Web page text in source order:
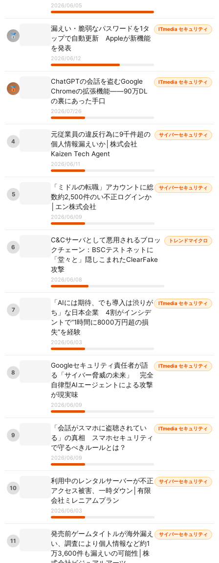
2026/06/05
漏えい・脆弱なパスワードを1タ
ップで自動更新 Appleが新機能
を発表
2026/06/12
ITmedia セキュリティ
ChatGPTの会話を盗むGoogle
Chromeの拡張機能――90万DL
の裏にあった手口
2026/07/26
ITmedia セキュリティ
4
元従業員の違反行為に9千件超の
個人情報漏えいか│株式会社
Kaizen Tech Agent
2026/06/11
サイバーセキュリティ
5
「ミドルの転職」アカウントに総
数約2,500件のい不正ログインか
│エン株式会社
2026/06/09
サイバーセキュリティ
6
C&Cサーバとして悪用されるブロッ
クチェーン：BSCテストネットに
「堂々と」隠しこまれたClearFake
攻撃
2026/06/08
トレンドマイクロ
7
「AIには期待、でも導入は渋りが
ち」な日本企業 4割がインシデ
ントで“1時間に8000万円超の損
失”を経験
2026/06/03
ITmedia セキュリティ
8
Googleセキュリティ責任者が語
る「サイバー脅威の未来」 完全
自律型AIエージェントによる攻撃
が現実味
2026/06/09
ITmedia セキュリティ
9
「会話がスマホに盗聴されてい
る」の真相 スマホセキュリティ
で守るべきルールとは？
2026/06/09
ITmedia セキュリティ
10
利用中のレンタルサーバーが不正
アクセス被害、一時ダウン│有限
会社ミレニアムプラン
2026/06/03
サイバーセキュリティ
11
発売前ゲームタイトルが海外漏え
い、調査により個人情報など約1
万3,600件も漏えいの可能性│株
サイバーセキュリティ